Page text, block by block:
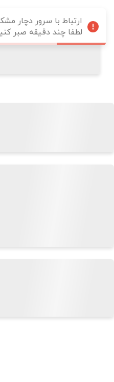
ارتباط با سرور دچار
لطفا چند دقیقه صبر